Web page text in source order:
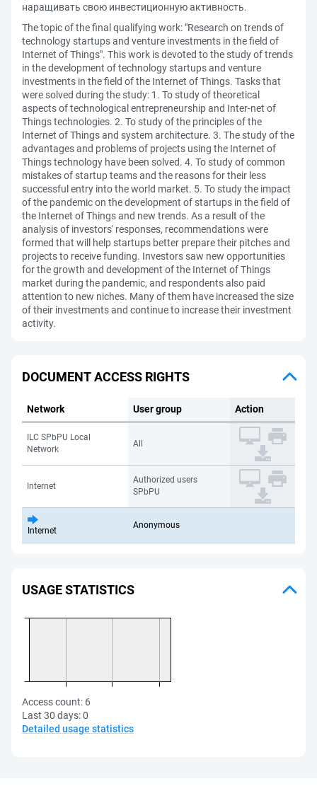
наращивать свою инвестиционную активность.
The topic of the final qualifying work: "Research on trends of
technology startups and venture investments in the field of
Internet of Things". This work is devoted to the study of trends
in the development of technology startups and venture
investments in the field of the Internet of Things. Tasks that
were solved during the study: 1. To study of theoretical
aspects of technological entrepreneurship and Inter-net of
Things technologies. 2. To study of the principles of the
Internet of Things and system architecture. 3. The study of the
advantages and problems of projects using the Internet of
Things technology have been solved. 4. To study of common
mistakes of startup teams and the reasons for their less
successful entry into the world market. 5. To study the impact
of the pandemic on the development of startups in the field of
the Internet of Things and new trends. As a result of the
analysis of investors' responses, recommendations were
formed that will help startups better prepare their pitches and
projects to receive funding. Investors saw new opportunities
for the growth and development of the Internet of Things
market during the pandemic, and respondents also paid
attention to new niches. Many of them have increased the size
of their investments and continue to increase their investment
activity.
DOCUMENT ACCESS RIGHTS
Network User group Action
ILC SPbPU Local
Network
All
Internet
Authorized users
SPbPU
Internet
Anonymous
USAGE STATISTICS
Access count: 6
Last 30 days:0
Detailed usage statistics